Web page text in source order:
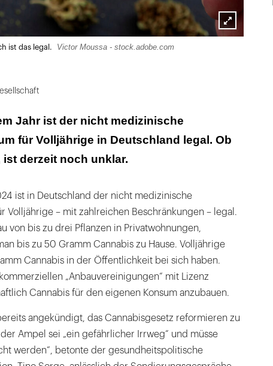
Lightbox
ist das legal. Victor Moussa - stock.adobe.com
Jahr ist der nicht medizinische
für Volljährige in Deutschland legal. Ob
derzeit noch unklar.
ist in Deutschland der nicht medizinische
Volljährige – mit zahlreichen Beschränkungen – legal.
von bis zu drei Pflanzen in Privatwohnungen,
bis zu 50 Gramm Cannabis zu Hause. Volljährige
Cannabis in der Öffentlichkeit bei sich haben.
„Anbauvereinigungen“ mit Lizenz
Cannabis für den eigenen Konsum anzubauen.
angekündigt, das Cannabisgesetz reformieren zu
Ampel sei „ein gefährlicher Irrweg“ und müsse
werden“, betonte der gesundheitspolitische